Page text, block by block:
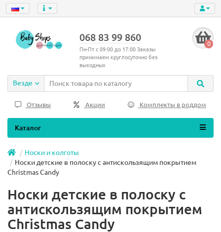
068 83 99 860
Пн-Пт с 09:00 до 17:00 Заказы
принимаем круглосуточно без
выходных
0
Везде
Отзывы Акции Комплекты в роддом
Каталог
Носки и колготы
Носки детские в полоску с антискользящим покрытием
Christmas Candy
Носки детские в полоску с
антискользящим покрытием
Christmas Candy